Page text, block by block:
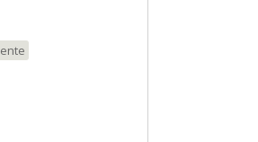
vous distraient